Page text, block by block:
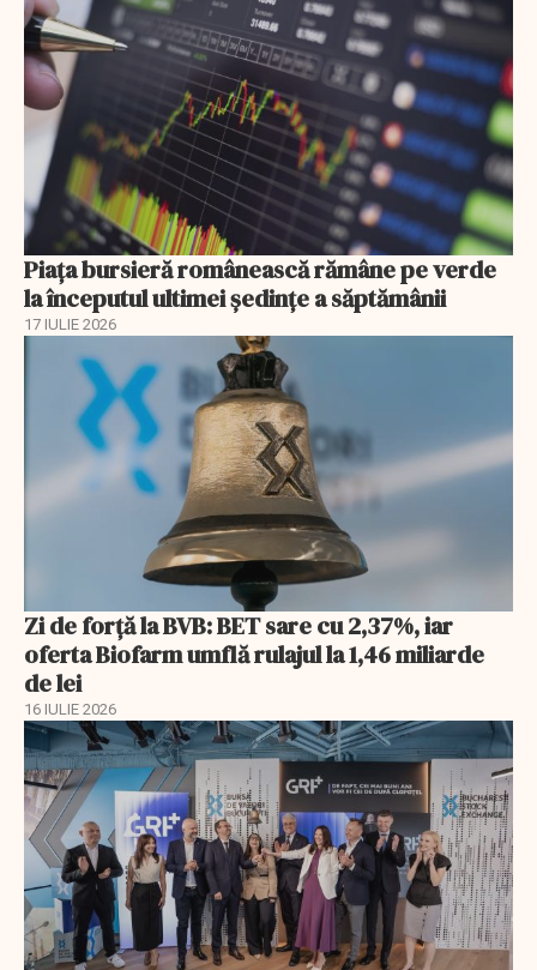
Piața bursieră românească rămâne pe verde
la începutul ultimei ședințe a săptămânii
17 IULIE 2026
Zi de forță la BVB: BET sare cu 2,37%, iar
oferta Biofarm umflă rulajul la 1,46 miliarde
de lei
16 IULIE 2026